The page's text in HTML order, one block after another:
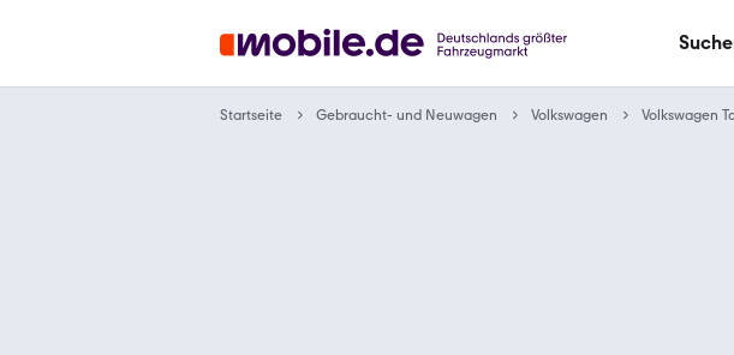
Startseite Gebraucht- und Neuwagen Volkswagen Volkswagen